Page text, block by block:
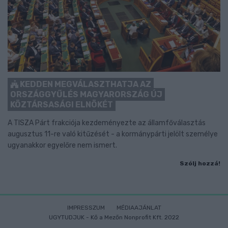
KEDDEN MEGVÁLASZTHATJA AZ
ORSZÁGGYŰLÉS MAGYARORSZÁG ÚJ
KÖZTÁRSASÁGI ELNÖKÉT
A TISZA Párt frakciója kezdeményezte az államfőválasztás
augusztus 11-re való kitűzését - a kormánypárti jelölt személye
ugyanakkor egyelőre nem ismert.
Szólj hozzá!
IMPRESSZUM
MÉDIAAJÁNLAT
UGYTUDJUK - Kő a Mezőn Nonprofit Kft. 2022